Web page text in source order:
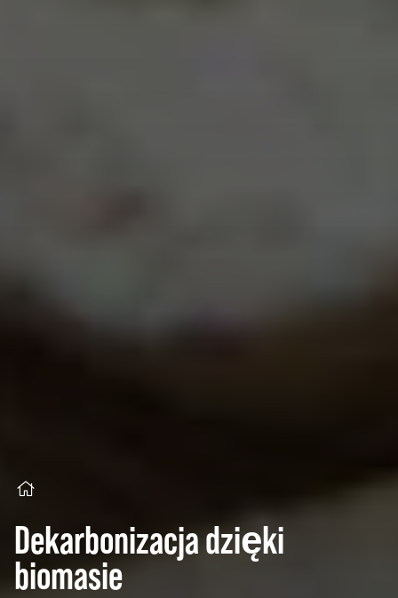
Dekarbonizacja dzięki
biomasie